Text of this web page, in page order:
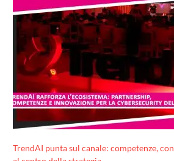
TrendAI punta sul canale: competenze,